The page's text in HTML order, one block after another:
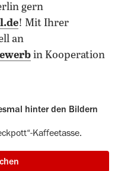
gern
! Mit Ihrer
an
in Kooperation
hinter den Bildern
Kaffeetasse.